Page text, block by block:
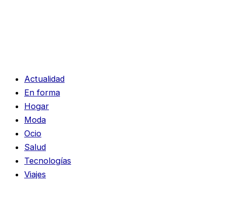
Actualidad
En forma
Hogar
Moda
Ocio
Salud
Tecnologías
Viajes